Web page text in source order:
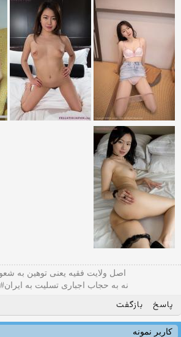
اصل ولایت فقیه یعنی‌ توهین به
نه به حجاب اجباری تسلیت به
پاسخ بازگفت
کاربر نمونه